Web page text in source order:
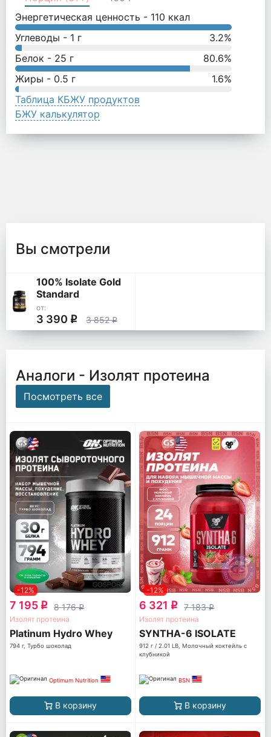
Энергетическая ценность - 110 ккал
Углеводы - 1 г 3.2%
Белок - 25 г 80.6%
Жиры - 0.5 г 1.6%
Таблица КБЖУ продуктов
БЖУ калькулятор
Вы смотрели
100% Isolate Gold
Standard
от:
3 390 q 3 852q
Аналоги - Изолят протеина
Посмотреть все
-12%
7 195 q 8 176q
Изолят протеина
Platinum Hydro Whey
794 г, Турбо шоколад
Optimum Nutrition
В корзину
-12%
6 321 q 7 183q
Изолят протеина
SYNTHA-6 ISOLATE
912 г / 2.01 LB, Молочный коктейль с
клубникой
BSN
В корзину